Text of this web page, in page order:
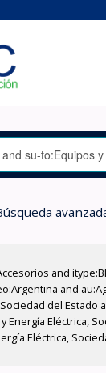
and
and
del
Eléctrica,
Eléctrica,